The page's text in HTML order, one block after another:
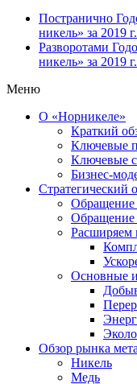
Постранично
никель» за 2019 г.
Разворотами
никель» за 2019 г.
Меню
О «Норникеле»
Краткий
Ключевые
Ключевые
Бизнес-
Стратегический
Обращение
Обращение
Расширяем
Основные
Обзор рынка
Никель
Медь